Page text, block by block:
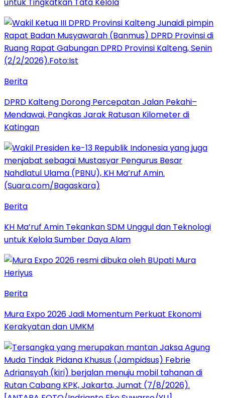
Berita
DPRD Kalteng Dorong Percepatan Jalan Pekahi–
Mendawai, Pangkas Jarak Ratusan Kilometer di
Katingan
Berita
KH Ma’ruf Amin Tekankan SDM Unggul dan Teknologi
untuk Kelola Sumber Daya Alam
Berita
Mura Expo 2026 Jadi Momentum Perkuat Ekonomi
Kerakyatan dan UMKM